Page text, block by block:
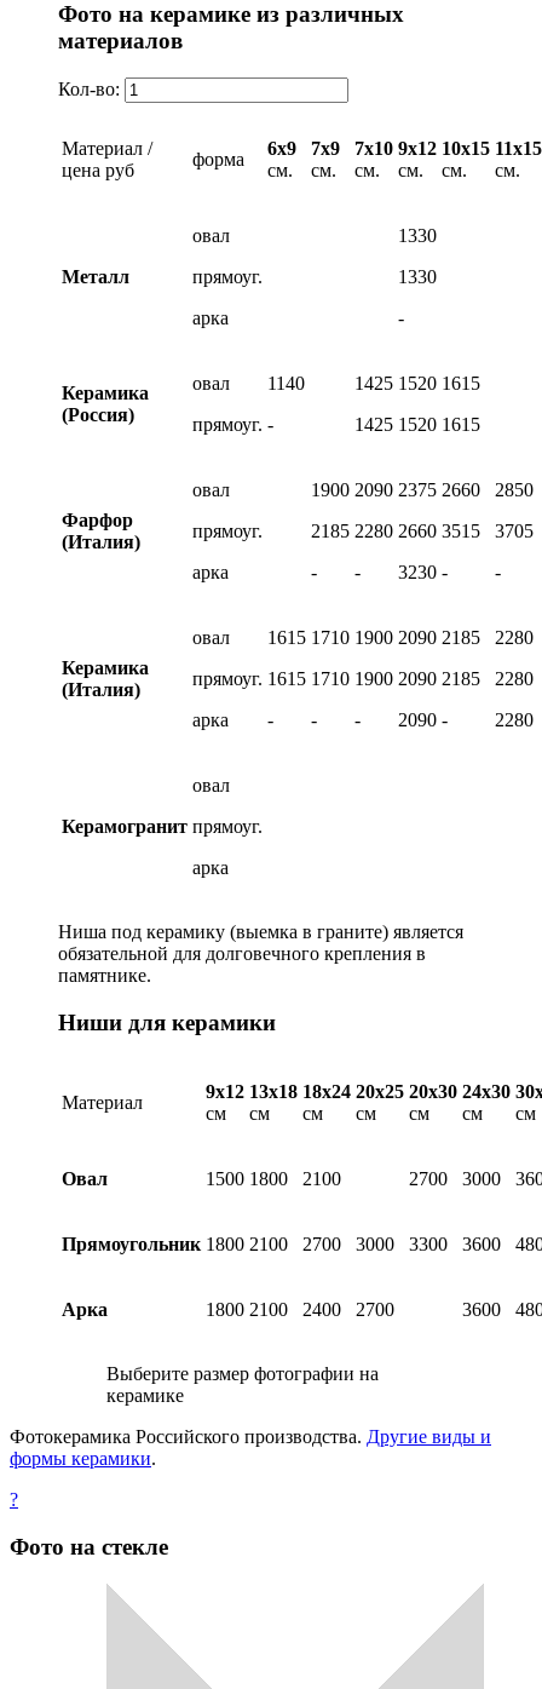
Фото на керамике из различных
материалов
Кол-во:
Материал /
цена руб
форма
6х9
см.
7х9
см.
7х10
см.
9х12
см.
10х15
см.
11х15
см.
Металл
овал
прямоуг.
арка
1330
1330
-
Керамика
(Россия)
овал
прямоуг.
1140
-
1425
1425
1520
1520
1615
1615
Фарфор
(Италия)
овал
прямоуг.
арка
1900
2185
-
2090
2280
-
2375
2660
3230
2660
3515
-
2850
3705
-
Керамика
(Италия)
овал
прямоуг.
арка
1615
1615
-
1710
1710
-
1900
1900
-
2090
2090
2090
2185
2185
-
2280
2280
2280
Керамогранит
овал
прямоуг.
арка
Ниша под керамику (выемка в граните) является
обязательной для долговечного крепления в
памятнике.
Ниши для керамики
Материал
9х12
см
13х18
см
18х24
см
20х25
см
20х30
см
24х30
см
см
Овал 1500 1800 2100 2700 3000
Прямоугольник 1800 2100 2700 3000 3300 3600
Арка 1800 2100 2400 2700 3600
Выберите размер фотографии на
керамике
Фотокерамика Российского производства. Другие виды и
формы керамики.
?
Фото на стекле